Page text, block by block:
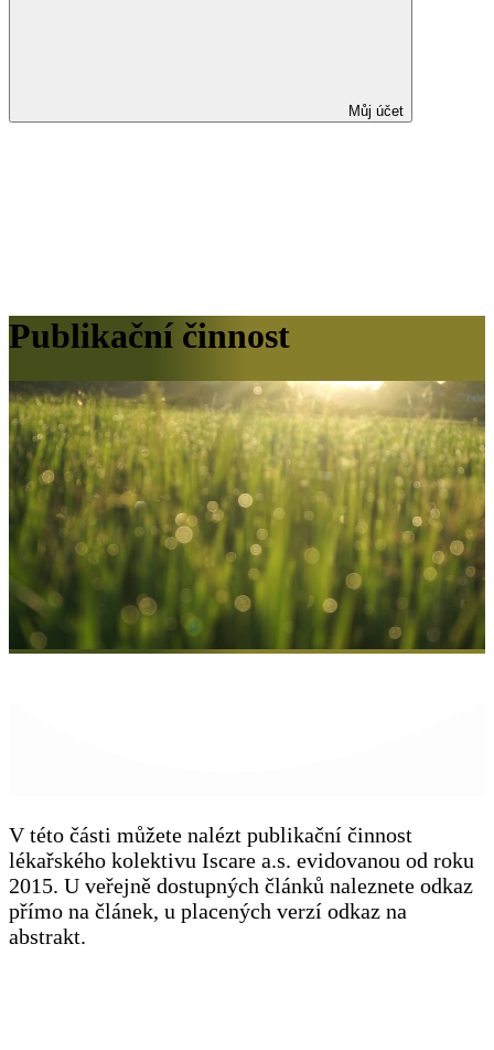
Můj účet
Publikační činnost
V této části můžete nalézt publikační činnost
lékařského kolektivu Iscare a.s. evidovanou od roku
2015. U veřejně dostupných článků naleznete odkaz
přímo na článek, u placených verzí odkaz na
abstrakt.